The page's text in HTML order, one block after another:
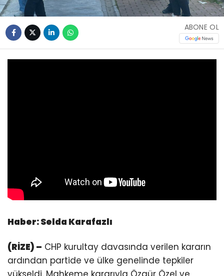
ABONE OL
Haber:Selda Karafazlı
(RİZE) – CHP kurultay davasında verilen kararın
ardından partide ve ülke genelinde tepkiler